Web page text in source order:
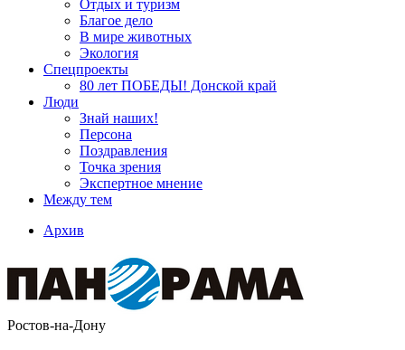
Отдых и туризм
Благое дело
В мире животных
Экология
Спецпроекты
80 лет ПОБЕДЫ! Донской край
Люди
Знай наших!
Персона
Поздравления
Точка зрения
Экспертное мнение
Между тем
Архив
Ростов-на-Дону